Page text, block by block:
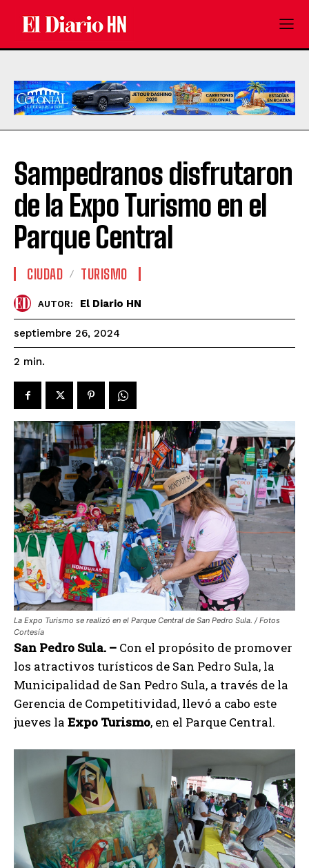
Sampedranos disfrutaron
de la Expo Turismo en el
Parque Central
CIUDAD TURISMO
AUTOR: El Diario HN
septiembre 26, 2024
2 min.
La Expo Turismo se realizó en el Parque Central de San Pedro Sula. / Fotos
Cortesía
San Pedro Sula. – Con el propósito de promover
los atractivos turísticos de San Pedro Sula, la
Municipalidad de San Pedro Sula, a través de la
Gerencia de Competitividad, llevó a cabo este
jueves la Expo Turismo, en el Parque Central.